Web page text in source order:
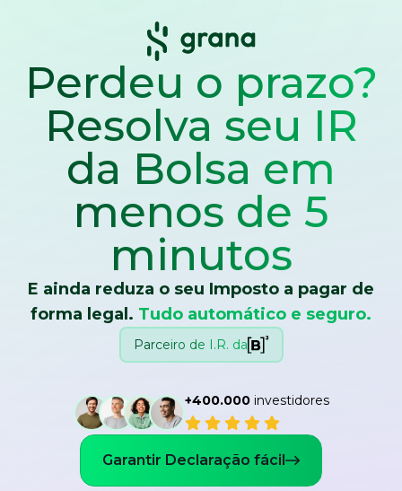
Perdeu o prazo?
Resolva seu IR
da Bolsa em
menos de 5
minutos
E ainda reduza o seu Imposto a pagar de
forma legal. Tudo automático e seguro.
Parceiro de I.R. da
+400.000investidores
Garantir Declaração fácil